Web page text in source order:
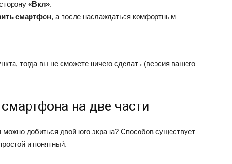
«Вкл».
смартфон, а после наслаждаться комфортным
тогда вы не сможете ничего сделать (версия вашего
на две части
добиться двойного экрана? Способов существует
и понятный.